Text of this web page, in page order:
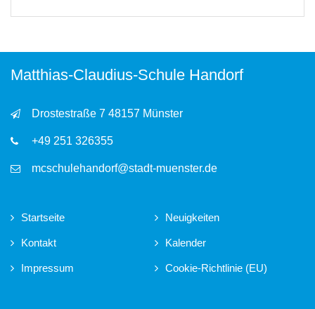
Matthias-Claudius-Schule Handorf
Drostestraße 7 48157 Münster
+49 251 326355
mcschulehandorf@stadt-muenster.de
Startseite Neuigkeiten
Kontakt Kalender
Impressum Cookie-Richtlinie (EU)